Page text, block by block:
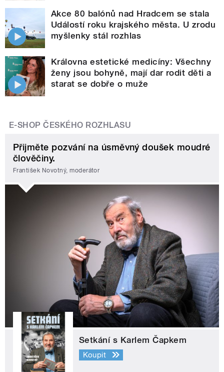
Akce 80 balónů nad Hradcem se stala
Událostí roku krajského města. U zrodu
myšlenky stál rozhlas
Královna estetické medicíny: Všechny
ženy jsou bohyně, mají dar rodit děti a
starat se dobře o muže
E-SHOP ČESKÉHO ROZHLASU
Přijměte pozvání na úsměvný doušek moudré
člověčiny.
František Novotný, moderátor
Setkání s Karlem Čapkem
Koupit